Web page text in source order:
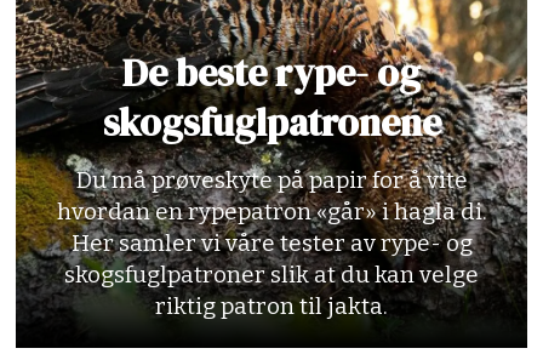
Gjennomsnittsdiameter:2,48 mm.
Haglvekt:snitt 31,75 gram.
Snitthastighet:399 m/s.
Pris:Kr 10,- pr. stk.
Leverandør:Magne Landrø AS
Karakter: 5.5
De beste rype- og
skogsfuglpatronene
Du må prøveskyte på papir for å vite
hvordan en rypepatron «går» i hagla di.
Her samler vi våre tester av rype- og
skogsfuglpatroner slik at du kan velge
riktig patron til jakta.